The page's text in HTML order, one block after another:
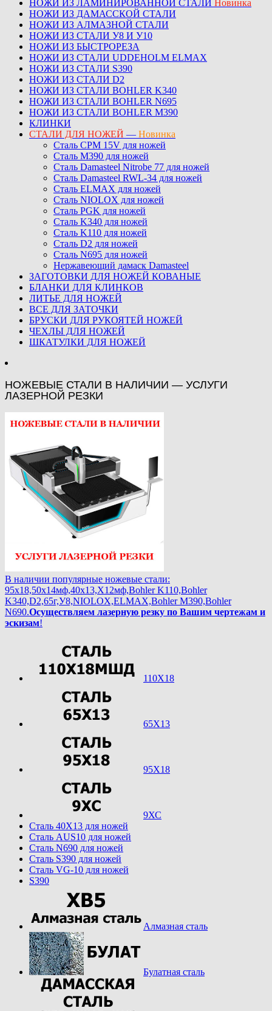
НОЖИ ИЗ ЛАМИНИРОВАННОЙ СТАЛИ Новинка
НОЖИ ИЗ ДАМАССКОЙ СТАЛИ
НОЖИ ИЗ АЛМАЗНОЙ СТАЛИ
НОЖИ ИЗ СТАЛИ У8 И У10
НОЖИ ИЗ БЫСТРОРЕЗА
НОЖИ ИЗ СТАЛИ UDDEHOLM ELMAX
НОЖИ ИЗ СТАЛИ S390
НОЖИ ИЗ СТАЛИ D2
НОЖИ ИЗ СТАЛИ BOHLER K340
НОЖИ ИЗ СТАЛИ BOHLER N695
НОЖИ ИЗ СТАЛИ BOHLER M390
КЛИНКИ
СТАЛИ ДЛЯ НОЖЕЙ — Новинка
Сталь CPM 15V для ножей
Сталь M390 для ножей
Сталь Damasteel Nitrobe 77 для ножей
Сталь Damasteel RWL-34 для ножей
Сталь ELMAX для ножей
Сталь NIOLOX для ножей
Сталь PGK для ножей
Сталь K340 для ножей
Сталь K110 для ножей
Сталь D2 для ножей
Сталь N695 для ножей
Нержавеющий дамаск Damasteel
ЗАГОТОВКИ ДЛЯ НОЖЕЙ КОВАНЫЕ
БЛАНКИ ДЛЯ КЛИНКОВ
ЛИТЬЕ ДЛЯ НОЖЕЙ
ВСЕ ДЛЯ ЗАТОЧКИ
БРУСКИ ДЛЯ РУКОЯТЕЙ НОЖЕЙ
ЧЕХЛЫ ДЛЯ НОЖЕЙ
ШКАТУЛКИ ДЛЯ НОЖЕЙ
НОЖЕВЫЕ СТАЛИ В НАЛИЧИИ — УСЛУГИ
ЛАЗЕРНОЙ РЕЗКИ
В наличии популярные ножевые стали:
95х18,50х14мф,40х13,Х12мф,Bohler K110,Bohler
K340,D2,65г,У8,NIOLOX,ELMAX,Bohler М390,Bohler
N690.Осуществляем лазерную резку по Вашим чертежам и
эскизам!
110Х18
65Х13
95Х18
9ХС
Cталь 40Х13 для ножей
Cталь AUS10 для ножей
Cталь N690 для ножей
Cталь S390 для ножей
Cталь VG-10 для ножей
S390
Алмазная сталь
Булатная сталь